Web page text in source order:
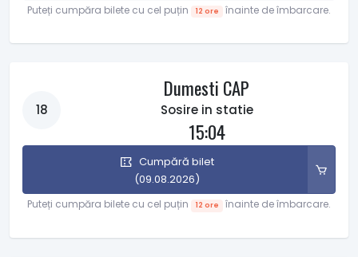
Puteți cumpăra bilete cu cel puțin 12 ore înainte de îmbarcare.
18
Dumesti CAP
Sosire in statie
15:04
Cumpără bilet
(09.08.2026)
Puteți cumpăra bilete cu cel puțin 12 ore înainte de îmbarcare.